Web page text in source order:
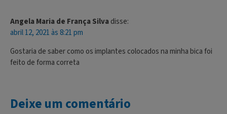
Angela Maria de França Silvadisse:
abril 12, 2021 às 8:21 pm
Gostaria de saber como os implantes colocados na minha bica foi
feito de forma correta
Deixe um comentário